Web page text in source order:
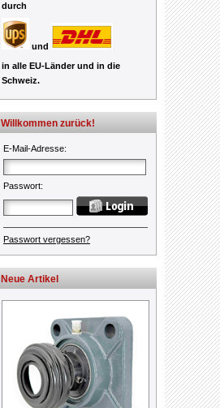
durch
und
in alle EU-Länder und in die
Schweiz.
Willkommen zurück!
E-Mail-Adresse:
Passwort:
Passwort vergessen?
Neue Artikel